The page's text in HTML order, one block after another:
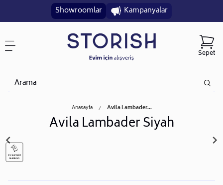
Showroomlar Kampanyalar
Sepet
Anasayfa Avila Lambader...
Avila Lambader Siyah